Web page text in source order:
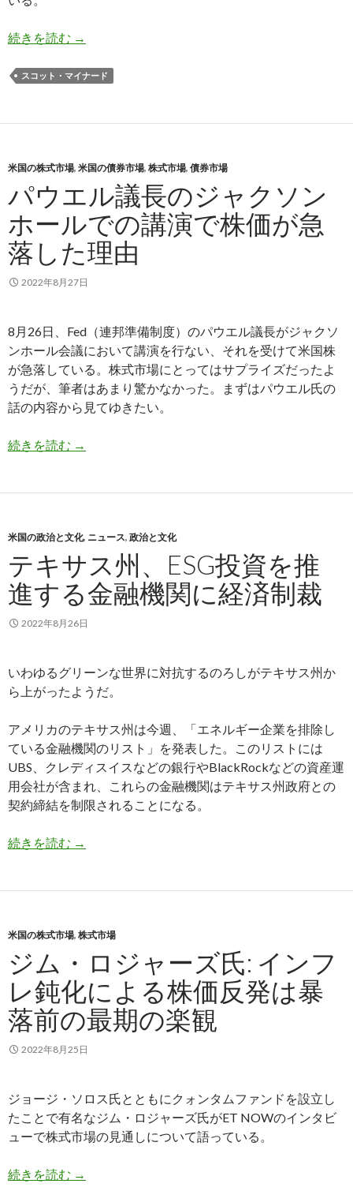
続きを読む マイナード氏: 株価がまだまだ底値から程遠い理
→
スコット・マイナード
米国の株式市場, 米国の債券市場, 株式市場, 債券市場
パウエル議長のジャクソン
ホールでの講演で株価が急
落した理由
2022年8月27日
8月26日、Fed（連邦準備制度）のパウエル議長がジャクソ
ンホール会議において講演を行ない、それを受けて米国株
が急落している。株式市場にとってはサプライズだったよ
うだが、筆者はあまり驚かなかった。まずはパウエル氏の
話の内容から見てゆきたい。
続きを読む パウエル議長のジャクソンホールでの講演で株
→
米国の政治と文化, ニュース, 政治と文化
テキサス州、ESG投資を推
進する金融機関に経済制裁
2022年8月26日
いわゆるグリーンな世界に対抗するのろしがテキサス州か
ら上がったようだ。
アメリカのテキサス州は今週、「エネルギー企業を排除し
ている金融機関のリスト」を発表した。このリストには
UBS、クレディスイスなどの銀行やBlackRockなどの資産運
用会社が含まれ、これらの金融機関はテキサス州政府との
契約締結を制限されることになる。
続きを読む テキサス州、ESG投資を推進する金融機関に経済
→
米国の株式市場, 株式市場
ジム・ロジャーズ氏: インフ
レ鈍化による株価反発は暴
落前の最期の楽観
2022年8月25日
ジョージ・ソロス氏とともにクォンタムファンドを設立し
たことで有名なジム・ロジャーズ氏がET NOWのインタビ
ューで株式市場の見通しについて語っている。
続きを読む ジム・ロジャーズ氏: インフレ鈍化による株価反
→